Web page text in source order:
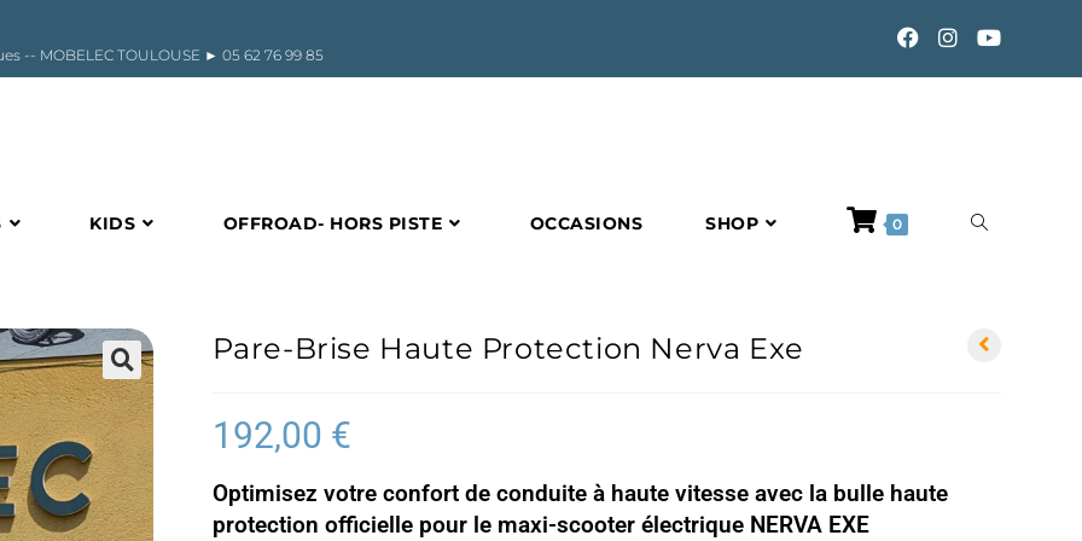
-- MOBELEC TOULOUSE ► 05 62 76 99 85
KIDS OFFROAD- HORS PISTE OCCASIONS SHOP 0 TOGGLE
🔍
Pare-Brise Haute Protection Nerva Exe
192,00 €
Optimisez votre confort de conduite à haute vitesse avec la bulle haute
protection officielle pour le maxi-scooter électrique NERVA EXE